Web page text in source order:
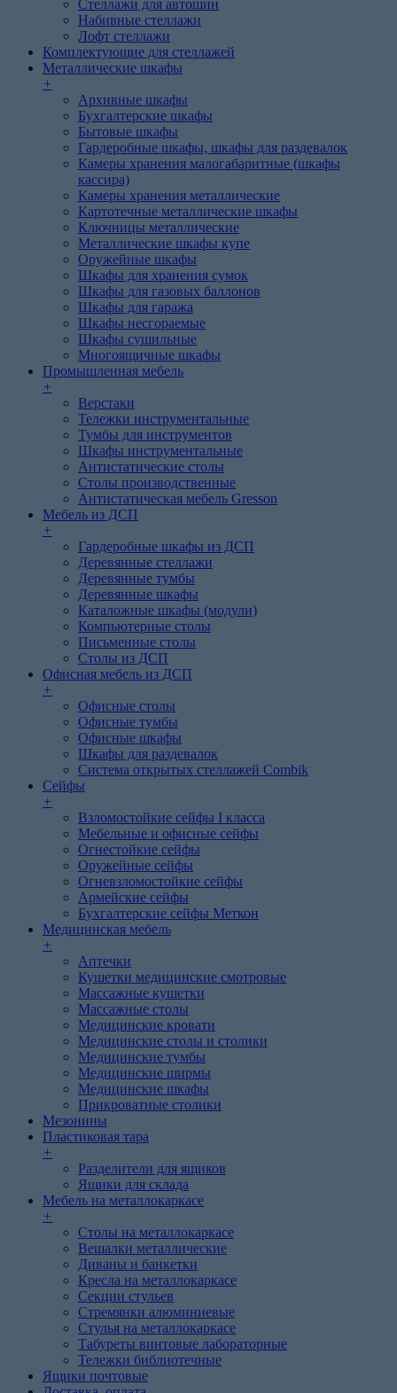
Стеллажи для автошин
Набивные стеллажи
Лофт стеллажи
Комплектующие для стеллажей
Металлические шкафы
+
Архивные шкафы
Бухгалтерские шкафы
Бытовые шкафы
Гардеробные шкафы, шкафы для раздевалок
Камеры хранения малогабаритные (шкафы
кассира)
Камеры хранения металлические
Картотечные металлические шкафы
Ключницы металлические
Металлические шкафы купе
Оружейные шкафы
Шкафы для хранения сумок
Шкафы для газовых баллонов
Шкафы для гаража
Шкафы несгораемые
Шкафы сушильные
Многоящичные шкафы
Промышленная мебель
+
Верстаки
Тележки инструментальные
Тумбы для инструментов
Шкафы инструментальные
Антистатические столы
Столы производственные
Антистатическая мебель Gresson
Мебель из ДСП
+
Гардеробные шкафы из ДСП
Деревянные стеллажи
Деревянные тумбы
Деревянные шкафы
Каталожные шкафы (модули)
Компьютерные столы
Письменные столы
Столы из ДСП
Офисная мебель из ДСП
+
Офисные столы
Офисные тумбы
Офисные шкафы
Шкафы для раздевалок
Система открытых стеллажей Combik
Сейфы
+
Взломостойкие сейфы I класса
Мебельные и офисные сейфы
Огнестойкие сейфы
Оружейные сейфы
Огневзломостойкие сейфы
Армейские сейфы
Бухгалтерские сейфы Меткон
Медицинская мебель
+
Аптечки
Кушетки медицинские смотровые
Массажные кушетки
Массажные столы
Медицинские кровати
Медицинские столы и столики
Медицинские тумбы
Медицинские ширмы
Медицинские шкафы
Прикроватные столики
Мезонины
Пластиковая тара
+
Разделители для ящиков
Ящики для склада
Мебель на металлокаркасе
+
Cтолы на металлокаркасе
Вешалки металлические
Диваны и банкетки
Кресла на металлокаркасе
Секции стульев
Стремянки алюминиевые
Стулья на металлокаркасе
Табуреты винтовые лабораторные
Тележки библиотечные
Ящики почтовые